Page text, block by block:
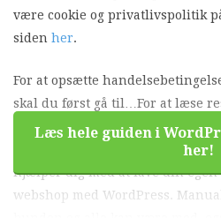
være cookie og privatlivspolitik
siden her.
For at opsætte
skal du først gå til…For at læse
du købe WordPress Manualen
Manualen er en bog om
hjælper dig med at lave din
webshop med WordPress.
Læs hele guiden i
her!